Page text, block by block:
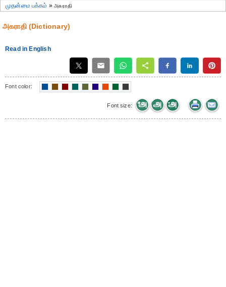
முதன்மை பக்கம் »அகராதி
அகராதி (Dictionary)
Read in English
Font color:
Font size: